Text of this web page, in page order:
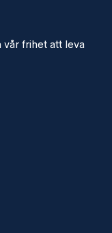
vår frihet att leva